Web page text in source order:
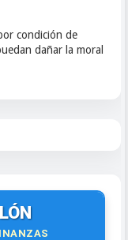
condición de
dañar la moral